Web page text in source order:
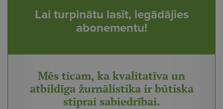
Lai turpinātu lasīt, iegādājies
abonementu!
Mēs ticam, ka kvalitatīva un
atbildīga žurnālistika ir būtiska
stiprai sabiedrībai.